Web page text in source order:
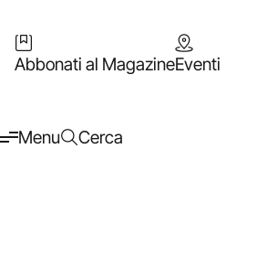
Abbonati al MagazineEventi
Menu Cerca